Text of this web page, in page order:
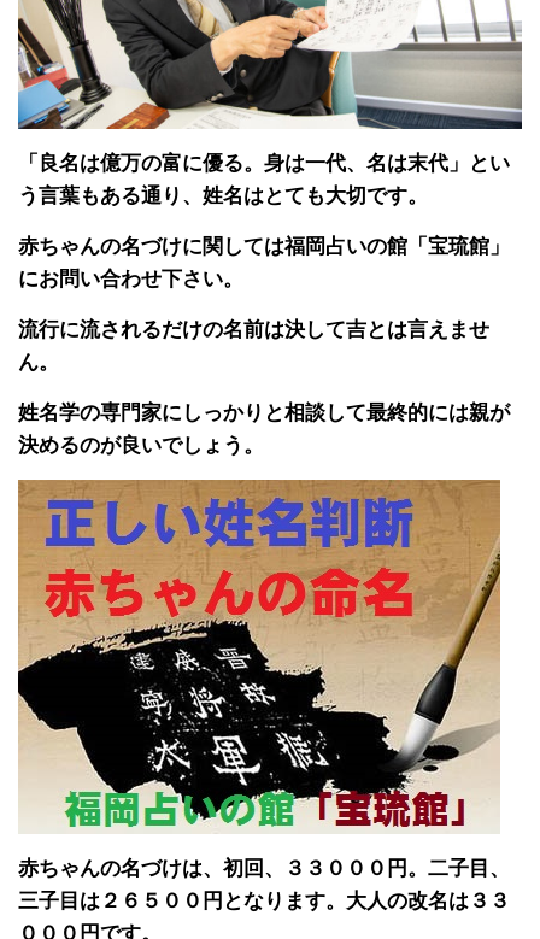
「良名は億万の富に優る。身は一代、名は末代」とい
う言葉もある通り、姓名はとても大切です。
赤ちゃんの名づけに関しては福岡占いの館「宝琉館」
にお問い合わせ下さい。
流行に流されるだけの名前は決して吉とは言えませ
ん。
姓名学の専門家にしっかりと相談して最終的には親が
決めるのが良いでしょう。
赤ちゃんの名づけは、初回、３３０００円。二子目、
三子目は２６５００円となります。大人の改名は３３
０００円です。